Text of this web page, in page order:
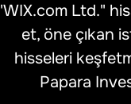
WIX.com Ltd."
et, öne çıkan
hisseleri
Papara